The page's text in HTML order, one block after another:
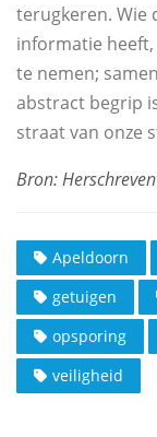
terugkeren. Wie
informatie
te nemen;
abstract begrip
straat van onze
Apeldoorn
getuigen
opsporing
veiligheid